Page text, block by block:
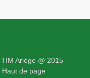
TIM Ariège @ 2015 -
Haut de page